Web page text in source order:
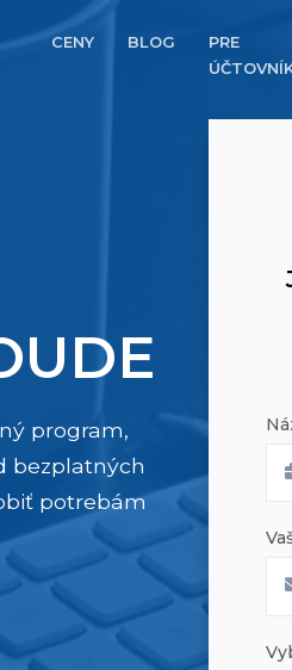
CENY BLOG
PRE
program,
bezplatných
potrebám